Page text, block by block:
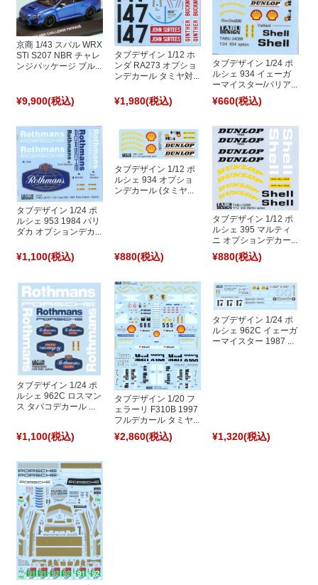
京商 1/43 スバル WRX
STi S207 NBR チャレ
ンジパッケージ ブル...
¥9,900(税込)
タブデザイン 1/12 ホ
ンダ RA273 オプショ
ンデカール タミヤ対...
¥1,980(税込)
タブデザイン 1/24 ポ
ルシェ 934 イェーガ
ーマイスター/バリア...
¥660(税込)
タブデザイン 1/24 ポ
ルシェ 953 1984 パリ
ダカ オプションデカ...
¥1,100(税込)
タブデザイン 1/12 ポ
ルシェ 934 オプショ
ンデカール (タミヤ...
¥880(税込)
タブデザイン 1/12 ポ
ルシェ 395 マルティ
ニ オプションデカー...
¥880(税込)
タブデザイン 1/24 ポ
ルシェ 962C ロスマン
ス タバコデカール ...
¥1,100(税込)
タブデザイン 1/20 フ
ェラーリ F310B 1997
フルデカール タミヤ...
¥2,860(税込)
タブデザイン 1/24 ポ
ルシェ 962C イェーガ
ーマイスター 1987 ...
¥1,320(税込)